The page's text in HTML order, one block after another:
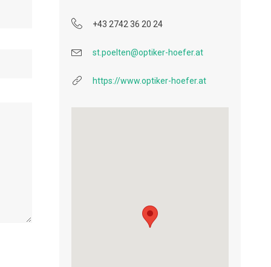
+43 2742 36 20 24
st.poelten@optiker-hoefer.at
https://www.optiker-hoefer.at